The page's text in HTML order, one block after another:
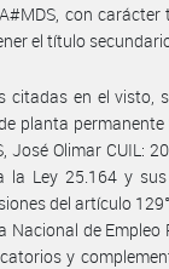
con
el título
citadas en el
planta permanente
José Olimar CUIL:
la Ley 25.164 y
del artículo
Nacional de
y